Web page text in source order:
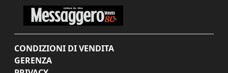
CONDIZIONI DI VENDITA
GERENZA